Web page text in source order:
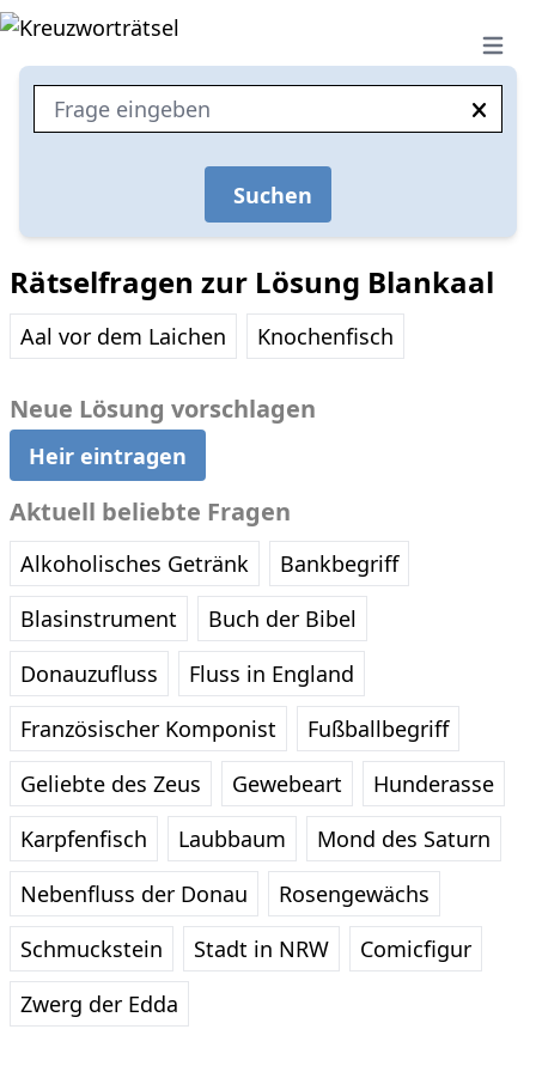
Open
Suchen
Rätselfragen zur Lösung Blankaal
Aal vor dem Laichen Knochenfisch
Neue Lösung vorschlagen
Heir eintragen
Aktuell beliebte Fragen
Alkoholisches Getränk
Bankbegriff
Blasinstrument
Buch der Bibel
Donauzufluss
Fluss in England
Französischer Komponist
Fußballbegriff
Geliebte des Zeus
Gewebeart
Hunderasse
Karpfenfisch
Laubbaum
Mond des Saturn
Nebenfluss der Donau
Rosengewächs
Schmuckstein
Stadt in NRW
Comicfigur
Zwerg der Edda